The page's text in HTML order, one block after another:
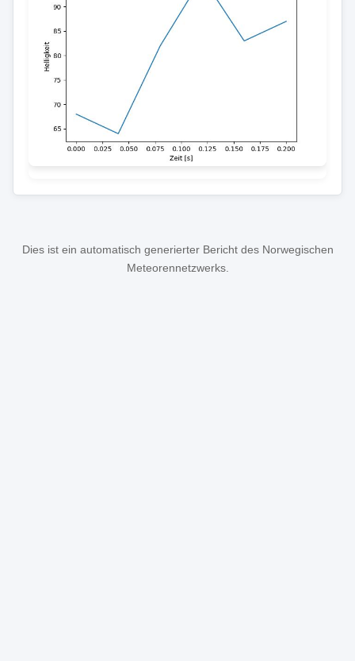
Dies ist ein automatisch generierter Bericht des Norwegischen
Meteorennetzwerks.